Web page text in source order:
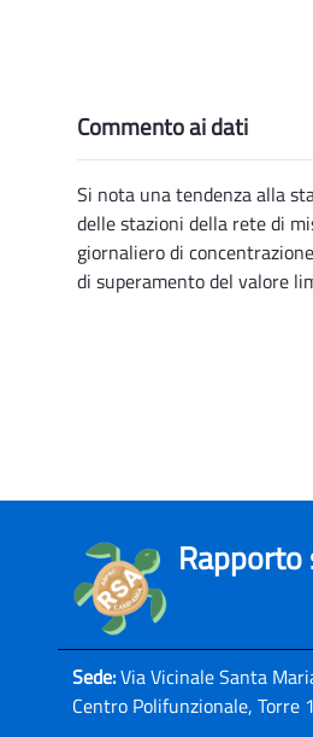
Commento ai dati
Si nota una tendenza alla
delle stazioni della rete di
giornaliero di
di superamento del valore
Sede:Via Vicinale Santa
Centro Polifunzionale, Torre